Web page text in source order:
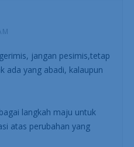
jangan pesimis,tetap
ada yang abadi, kalaupun
langkah maju untuk
atas perubahan yang